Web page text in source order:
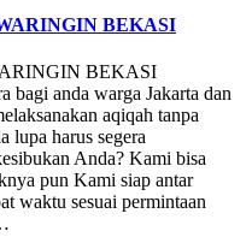
BEKASI
BEKASI
bagi anda warga Jakarta dan
aqiqah tanpa
lupa harus segera
Anda? Kami bisa
pun Kami siap antar
waktu sesuai permintaan